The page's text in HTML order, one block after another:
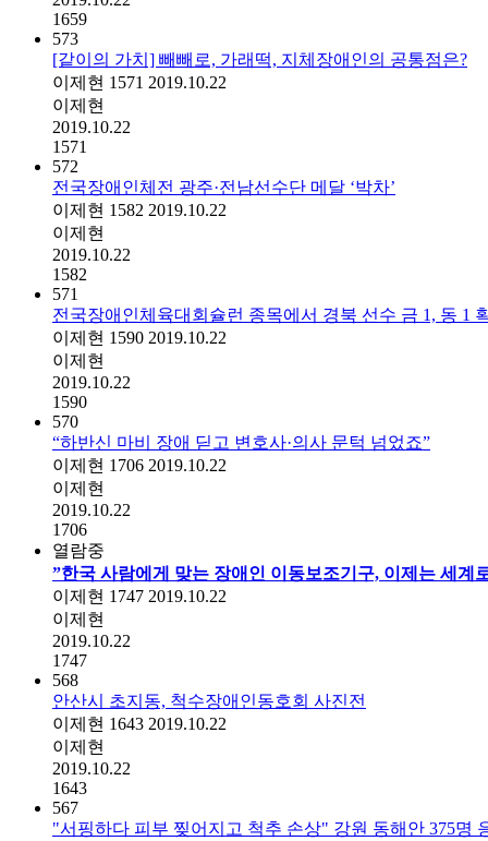
1659
573
[같이의 가치] 빼빼로, 가래떡, 지체장애인의 공통점은?
이제현 1571 2019.10.22
이제현
2019.10.22
1571
572
전국장애인체전 광주·전남선수단 메달 ‘박차’
이제현 1582 2019.10.22
이제현
2019.10.22
1582
571
전국장애인체육대회슐런 종목에서 경북 선수 금 1, 동 1
이제현 1590 2019.10.22
이제현
2019.10.22
1590
570
“하반신 마비 장애 딛고 변호사·의사 문턱 넘었죠”
이제현 1706 2019.10.22
이제현
2019.10.22
1706
열람중
”한국 사람에게 맞는 장애인 이동보조기구, 이제는 세계
이제현 1747 2019.10.22
이제현
2019.10.22
1747
568
안산시 초지동, 척수장애인동호회 사진전
이제현 1643 2019.10.22
이제현
2019.10.22
1643
567
"서핑하다 피부 찢어지고 척추 손상" 강원 동해안 375명